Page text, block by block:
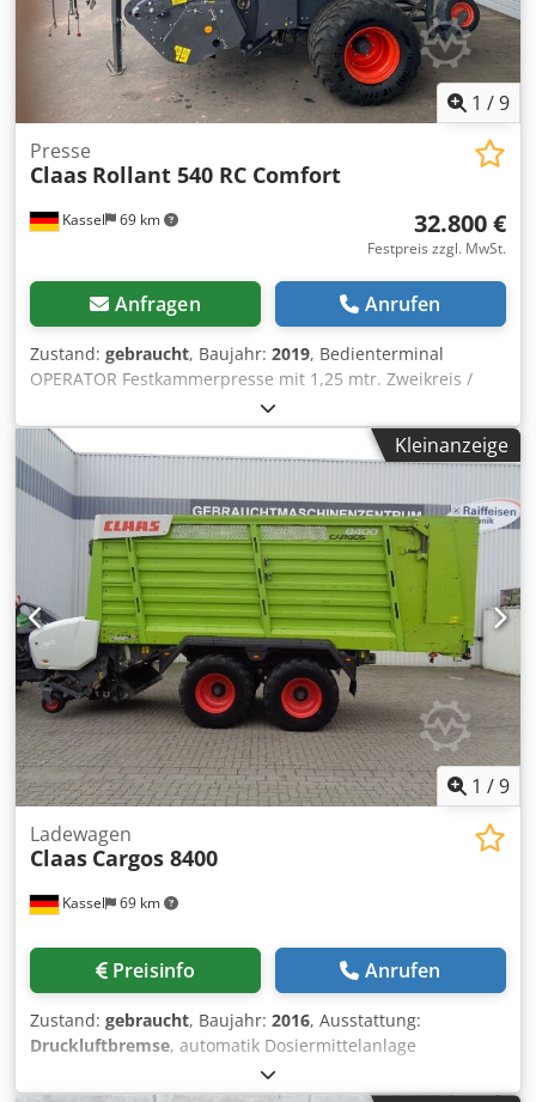
1 /9
Kassel 69 km
Presse
Claas Rollant 540 RC Comfort
32.800 €
Festpreis zzgl. MwSt.
Anfragen Anrufen
Zustand: gebraucht, Baujahr: 2019, Bedienterminal
OPERATOR Festkammerpresse mit 1,25 mtr. Zweikreis /
Druckluftbremsanlage Bereifung: 500/50 - 17 Pick-up mit
Rollenniederhalter / Eingangsgetriebe mit 1.000 U/m /
Dkedpfx Apotia Dfohsr
Kleinanzeige
1 /9
Kassel 69 km
Ladewagen
Claas Cargos 8400
Preisinfo Anrufen
Zustand: gebraucht, Baujahr: 2016, Ausstattung:
Druckluftbremse, automatik Dosiermittelanlage
abklappbarer Kratzboden 3. Tastrad unter PickUp / 6905
Ladungen Nachlauflenkachse Deichselfederung